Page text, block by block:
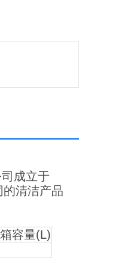
成立于
清洁产品
容量(L)